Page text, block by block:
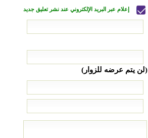
إعلام عبر البريد الإلكتروني عند نشر تعليق جديد
(لن يتم عرضه للزوار)